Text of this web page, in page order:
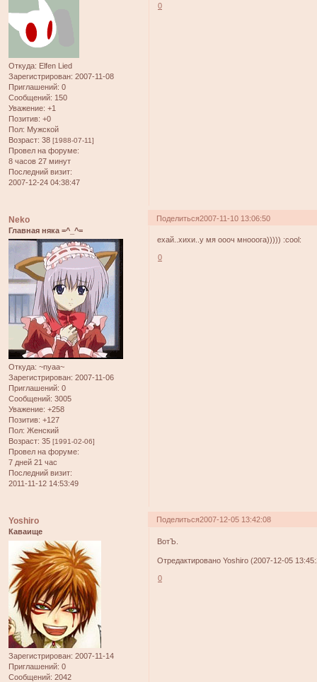
Откуда: Elfen Lied
Зарегистрирован: 2007-11-08
Приглашений: 0
Сообщений: 150
Уважение: +1
Позитив: +0
Пол: Мужской
Возраст: 38 [1988-07-11]
Провел на форуме:
8 часов 27 минут
Последний визит:
2007-12-24 04:38:47
0
Поделиться2007-11-10 13:06:50
Neko
Главная няка =^_^=
Откуда: ~nyaa~
Зарегистрирован: 2007-11-06
Приглашений: 0
Сообщений: 3005
Уважение: +258
Позитив: +127
Пол: Женский
Возраст: 35 [1991-02-06]
Провел на форуме:
7 дней 21 час
Последний визит:
2011-11-12 14:53:49
ехай..хихи..у мя оооч мнооога))))) :cool:
0
Поделиться2007-12-05 13:42:08
Yoshiro
Каваище
Зарегистрирован: 2007-11-14
Приглашений: 0
Сообщений: 2042
ВотЪ.
Отредактировано Yoshiro (2007-12-05
0